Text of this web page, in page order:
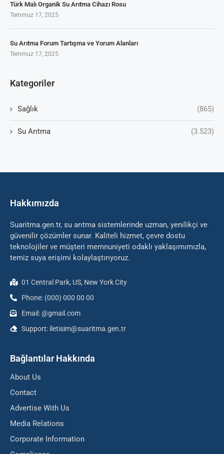
Türk Malı Organik Su Arıtma Cihazı Rosu
Temmuz 17, 2025
Su Arıtma Forum Tartışma ve Yorum Alanları
Temmuz 17, 2025
Kategoriler
Sağlık (865)
Su Arıtma (3.523)
Hakkımızda
Suaritma.gen.tr, su arıtma sistemlerinde uzman, yenilikçi ve
güvenilir çözümler sunar. Kaliteli hizmet, çevre dostu
teknolojiler ve müşteri memnuniyeti odaklı yaklaşımımızla,
temiz suya erişimi kolaylaştırıyoruz.
01 Central Park, US, New York City
Phone: (000) 000 00 00
Email: @gmail.com
Support: iletisim@suaritma.gen.tr
Bağlantılar Hakkında
About Us
Contact
Advertise With Us
Media Relations
Corporate Information